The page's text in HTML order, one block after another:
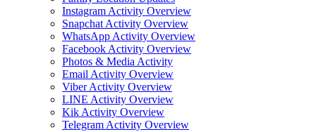
Instagram Activity Overview
Snapchat Activity Overview
WhatsApp Activity Overview
Facebook Activity Overview
Photos & Media Activity
Email Activity Overview
Viber Activity Overview
LINE Activity Overview
Kik Activity Overview
Telegram Activity Overview